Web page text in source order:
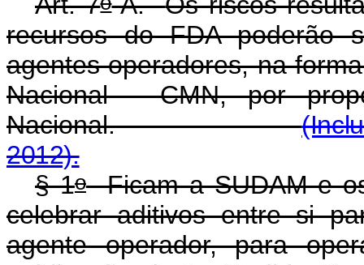
recursos do FDA poderão
agentes operadores, na
Nacional - CMN, por
Nacional.
2012).
§ 1oFicam a SUDAM e
celebrar aditivos entre si
agente operador, para